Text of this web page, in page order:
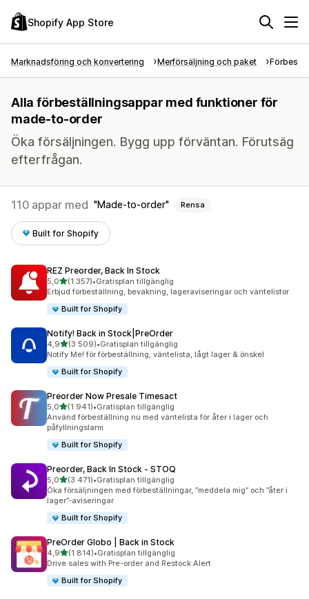
Shopify App Store
Marknadsföring och konvertering Merförsäljning och paket
Alla förbeställningsappar med funktioner för
made-to-order
Öka försäljningen. Bygg upp förväntan. Förutsäg
efterfrågan.
110 appar med Made-to-order Rensa
Built for Shopify
REZ Preorder, Back In Stock
5,0av 5 stjärnor
(1 357)
1357 recensioner totalt
•Gratisplan tillgänglig
Erbjud förbeställning, bevakning, lageraviseringar och väntelistor
Built for Shopify
Notify! Back in Stock|PreOrder
4,9av 5 stjärnor
(3 509)
3509 recensioner totalt
•Gratisplan tillgänglig
Notify Me! för förbeställning, väntelista, lågt lager & önskel
Built for Shopify
Preorder Now Presale Timesact
5,0av 5 stjärnor
(1 941)
1941 recensioner totalt
•Gratisplan tillgänglig
Använd förbeställning nu med väntelista för åter i lager och
påfyllningslarm
Built for Shopify
Preorder, Back In Stock ‑ STOQ
5,0av 5 stjärnor
(3 471)
3471 recensioner totalt
•Gratisplan tillgänglig
Öka försäljningen med förbeställningar, ”meddela mig” och ”åter i
lager”-aviseringar
Built for Shopify
PreOrder Globo | Back in Stock
4,9av 5 stjärnor
(1 814)
1814 recensioner totalt
•Gratisplan tillgänglig
Drive sales with Pre-order and Restock Alert
Built for Shopify